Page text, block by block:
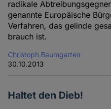
radikale
genannte Europäische
Verfahren, das gelinde
brauch ist.
Christoph Baumgarten
30.10.2013
Haltet den Dieb!